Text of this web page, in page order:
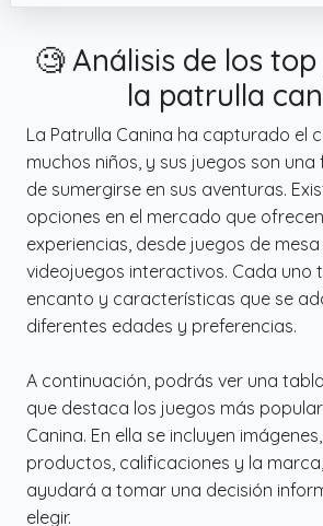
🧐 Análisis de los
la patrulla
La Patrulla Canina ha capturado el
muchos niños, y sus juegos son
de sumergirse en sus aventuras.
opciones en el mercado que
experiencias, desde juegos de
videojuegos interactivos. Cada uno
encanto y características que se
diferentes edades y preferencias.
A continuación, podrás ver una
que destaca los juegos más
Canina. En ella se incluyen
productos, calificaciones y la
ayudará a tomar una decisión
elegir.